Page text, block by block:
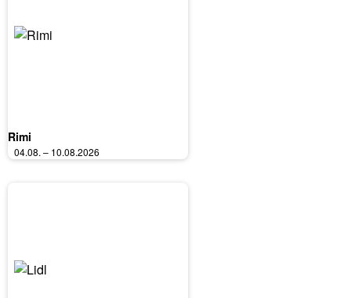
Rimi
04.08. – 10.08.2026